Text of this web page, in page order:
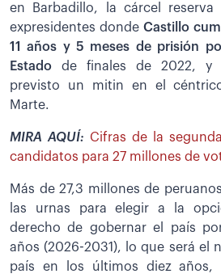
en Barbadillo, la cárcel reserva
expresidentes donde Castillo
11 años y 5 meses de prisión
Estado de finales de 2022, y
previsto un mitin en el
Marte.
MIRA AQUÍ: Cifras de la
candidatos para 27 millones de
Más de 27,3 millones de
las urnas para elegir a la
derecho de gobernar el país
años (2026-2031), lo que será el
país en los últimos diez años,